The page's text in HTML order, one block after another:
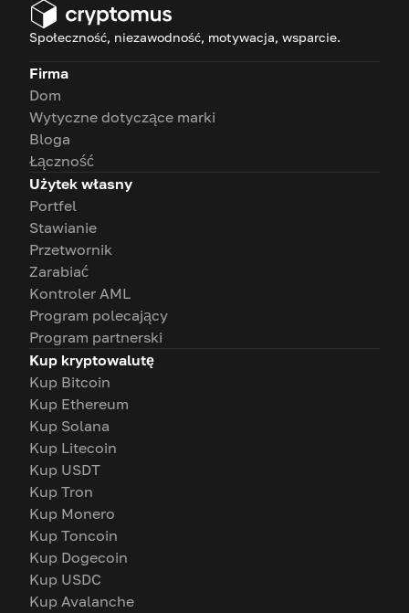
Społeczność, niezawodność, motywacja, wsparcie.
Firma
Dom
Wytyczne dotyczące marki
Bloga
Łączność
Użytek własny
Portfel
Stawianie
Przetwornik
Zarabiać
Kontroler AML
Program polecający
Program partnerski
Kup kryptowalutę
Kup Bitcoin
Kup Ethereum
Kup Solana
Kup Litecoin
Kup USDT
Kup Tron
Kup Monero
Kup Toncoin
Kup Dogecoin
Kup USDC
Kup Avalanche